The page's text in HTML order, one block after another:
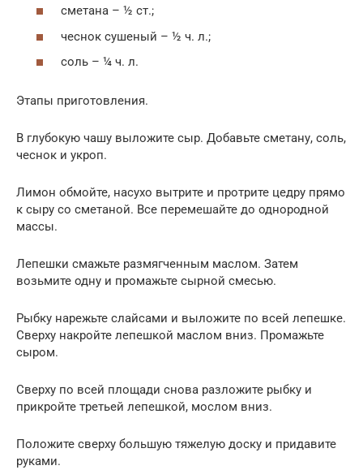
сметана – ½ ст.;
чеснок сушеный – ½ ч. л.;
соль – ¼ ч. л.
Этапы приготовления.
В глубокую чашу выложите сыр. Добавьте сметану, соль,
чеснок и укроп.
Лимон обмойте, насухо вытрите и протрите цедру прямо
к сыру со сметаной. Все перемешайте до однородной
массы.
Лепешки смажьте размягченным маслом. Затем
возьмите одну и промажьте сырной смесью.
Рыбку нарежьте слайсами и выложите по всей лепешке.
Сверху накройте лепешкой маслом вниз. Промажьте
сыром.
Сверху по всей площади снова разложите рыбку и
прикройте третьей лепешкой, мослом вниз.
Положите сверху большую тяжелую доску и придавите
руками.